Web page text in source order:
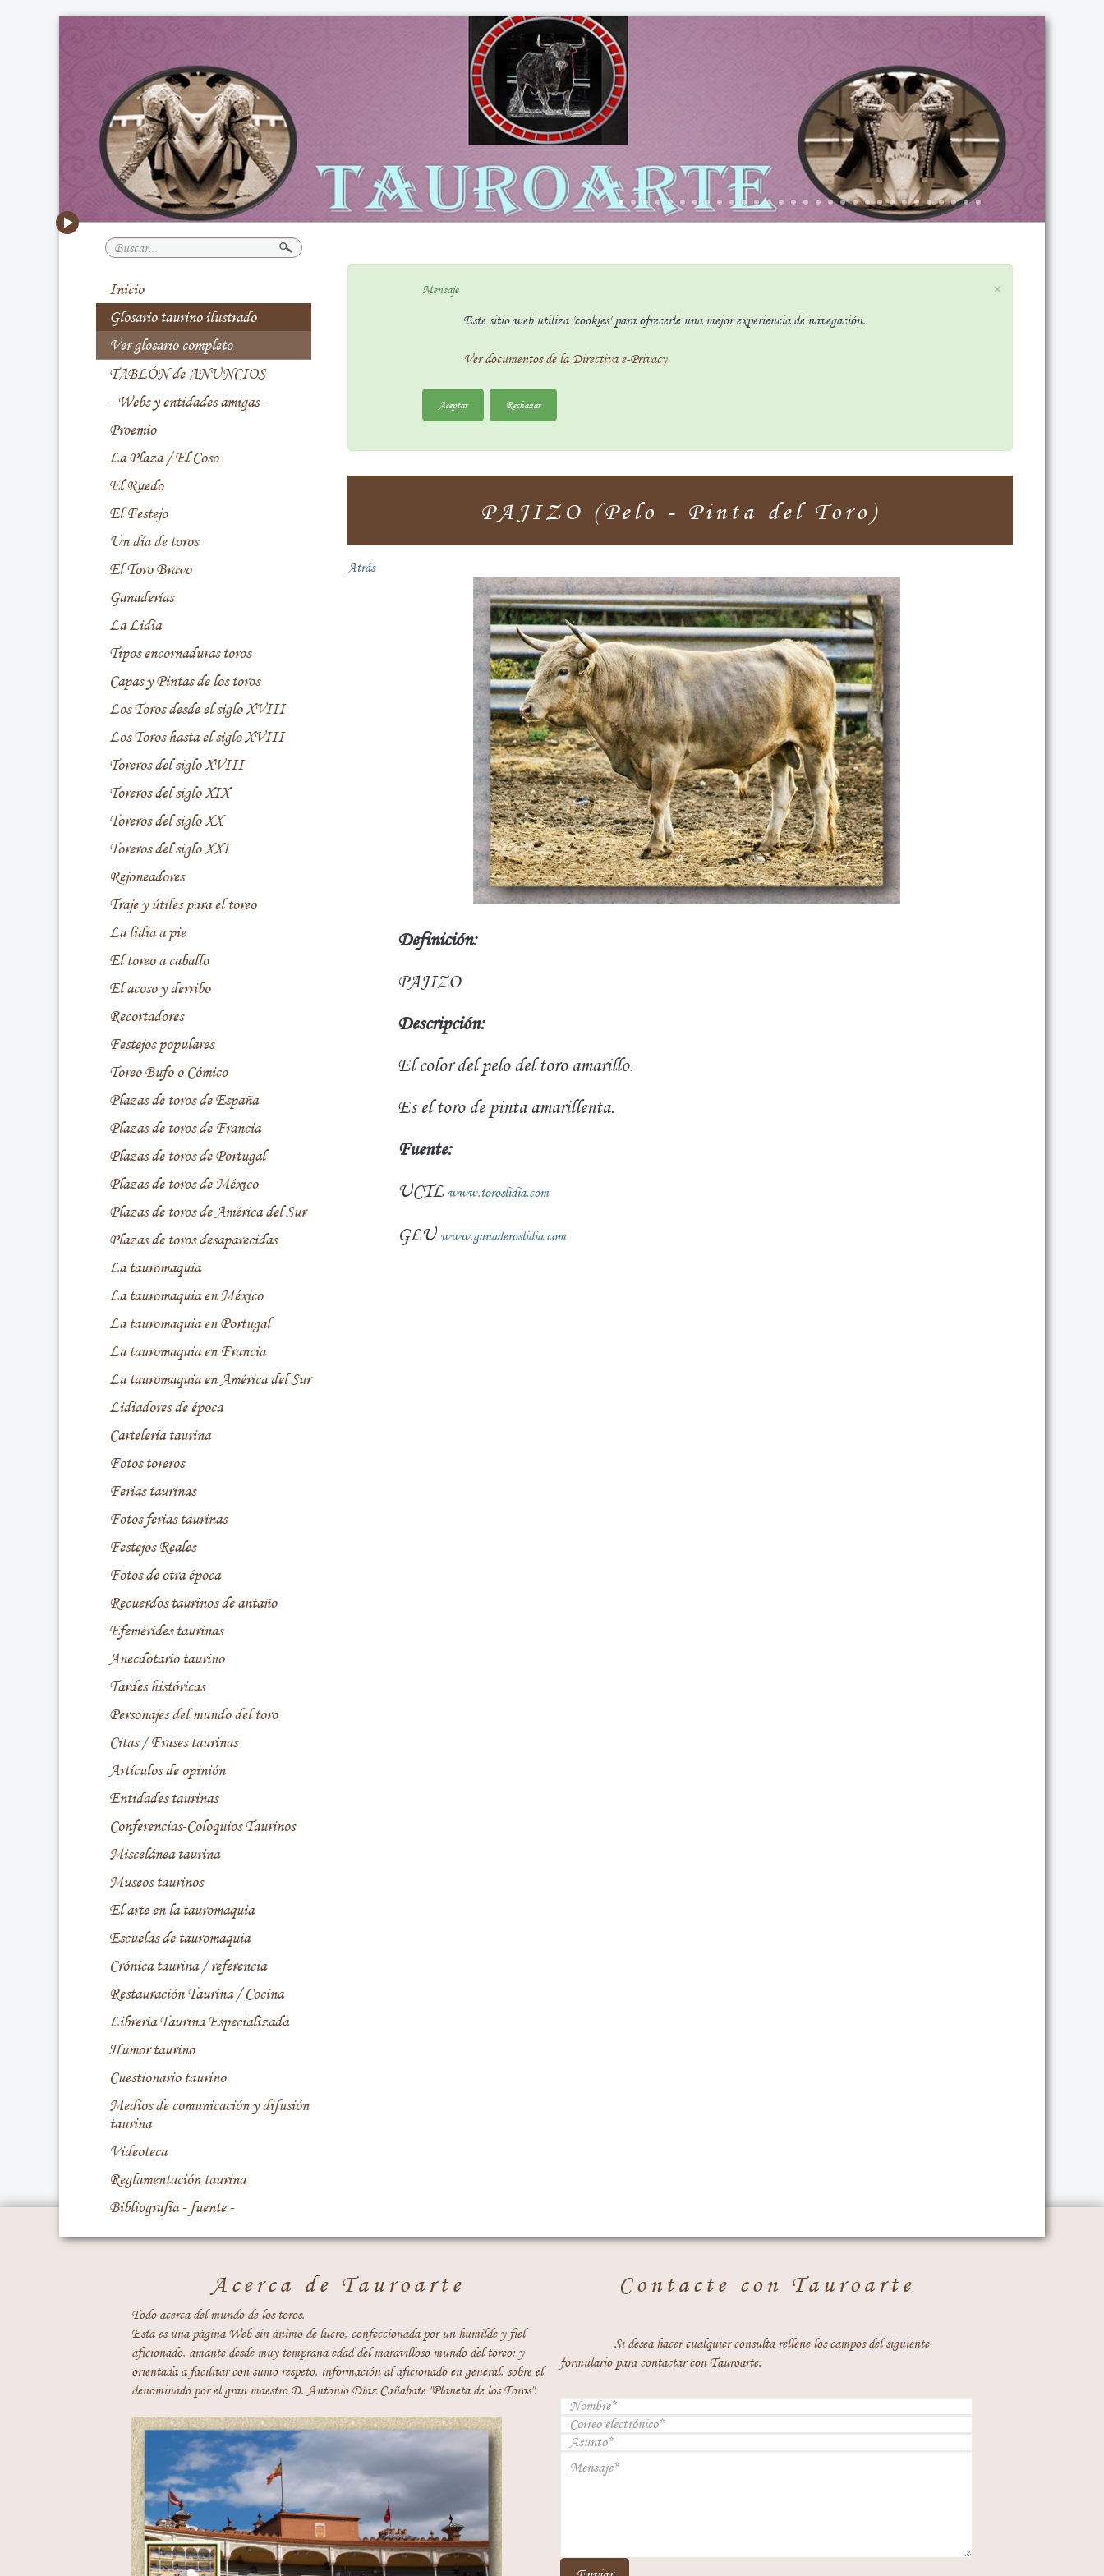
Buscar...
Inicio
Glosario taurino ilustrado
Ver glosario completo
TABLÓN de ANUNCIOS
- Webs y entidades amigas -
Proemio
La Plaza / El Coso
El Ruedo
El Festejo
Un día de toros
El Toro Bravo
Ganaderías
La Lidia
Tipos encornaduras toros
Capas y Pintas de los toros
Los Toros desde el siglo XVIII
Los Toros hasta el siglo XVIII
Toreros del siglo XVIII
Toreros del siglo XIX
Toreros del siglo XX
Toreros del siglo XXI
Rejoneadores
Traje y útiles para el toreo
La lidia a pie
El toreo a caballo
El acoso y derribo
Recortadores
Festejos populares
Toreo Bufo o Cómico
Plazas de toros de España
Plazas de toros de Francia
Plazas de toros de Portugal
Plazas de toros de México
Plazas de toros de América del Sur
Plazas de toros desaparecidas
La tauromaquia
La tauromaquia en México
La tauromaquia en Portugal
La tauromaquia en Francia
La tauromaquia en América del Sur
Lidiadores de época
Cartelería taurina
Fotos toreros
Ferias taurinas
Fotos ferias taurinas
Festejos Reales
Fotos de otra época
Recuerdos taurinos de antaño
Efemérides taurinas
Anecdotario taurino
Tardes históricas
Personajes del mundo del toro
Citas / Frases taurinas
Artículos de opinión
Entidades taurinas
Conferencias-Coloquios Taurinos
Miscelánea taurina
Museos taurinos
El arte en la tauromaquia
Escuelas de tauromaquia
Crónica taurina / referencia
Restauración Taurina / Cocina
Librería Taurina Especializada
Humor taurino
Cuestionario taurino
Medios de comunicación y difusión
taurina
Videoteca
Reglamentación taurina
Bibliografía - fuente -
×
Mensaje
Este sitio web utiliza 'cookies' para ofrecerle una mejor experiencia de navegación.
Ver documentos de la Directiva e-Privacy
Aceptar Rechazar
PAJIZO (Pelo - Pinta del Toro)
Atrás
Definición:
PAJIZO
Descripción:
El color del pelo del toro amarillo.
Es el toro de pinta amarillenta.
Fuente:
UCTL www.toroslidia.com
GLU www.ganaderoslidia.com
Acerca de Tauroarte
Todo acerca del mundo de los toros.
Esta es una página Web sin ánimo de lucro, confeccionada por un humilde y fiel
aficionado, amante desde muy temprana edad del maravilloso mundo del toreo; y
orientada a facilitar con sumo respeto, información al aficionado en general, sobre el
denominado por el gran maestro D. Antonio Díaz Cañabate "Planeta de los Toros".
Contacte con Tauroarte
Si desea hacer cualquier consulta rellene los campos del siguiente
formulario para contactar con Tauroarte.